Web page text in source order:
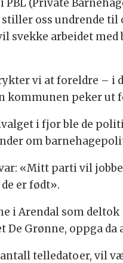
PBL (Private
oss undrende
svekke arbeidet
vi at foreldre – i
kommunen peker ut
i fjor ble de
om
«Mitt parti vil
er født».
i Arendal som
Grønne, oppga da
antall telledatoer, vil